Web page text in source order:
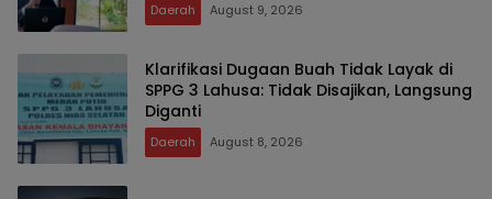
Daerah August 9, 2026
Klarifikasi Dugaan Buah Tidak Layak di
SPPG 3 Lahusa: Tidak Disajikan, Langsung
Diganti
Daerah August 8, 2026